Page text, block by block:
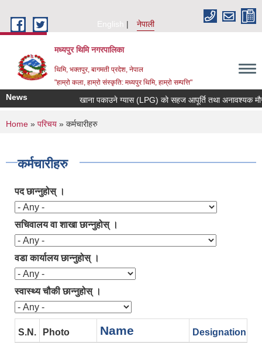
English
नेपाली
मध्यपुर थिमि नगरपालिका
थिमि, भक्तपुर, बागमती प्रदेश, नेपाल
"हाम्रो कला, हाम्रो संस्कृति: मध्यपुर थिमि, हाम्रो सम्पत्ति"
News खाना पकाउने ग्यास (LPG) को सहज आपूर्ति तथा अनावश्यक
You are here
Home » परिचय » कर्मचारीहरु
कर्मचारीहरु
पद छान्नुहोस् ।
सचिवालय वा शाखा छान्नुहोस् ।
वडा कार्यालय छान्नुहोस् ।
स्वास्थ्य चौकी छान्नुहोस् ।
S.N. Photo Name Designation